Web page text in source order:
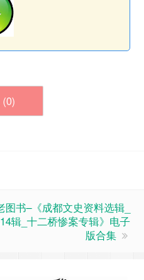
0)
图书–《成都文史资料选辑_
辑_十二桥惨案专辑》电子
版合集